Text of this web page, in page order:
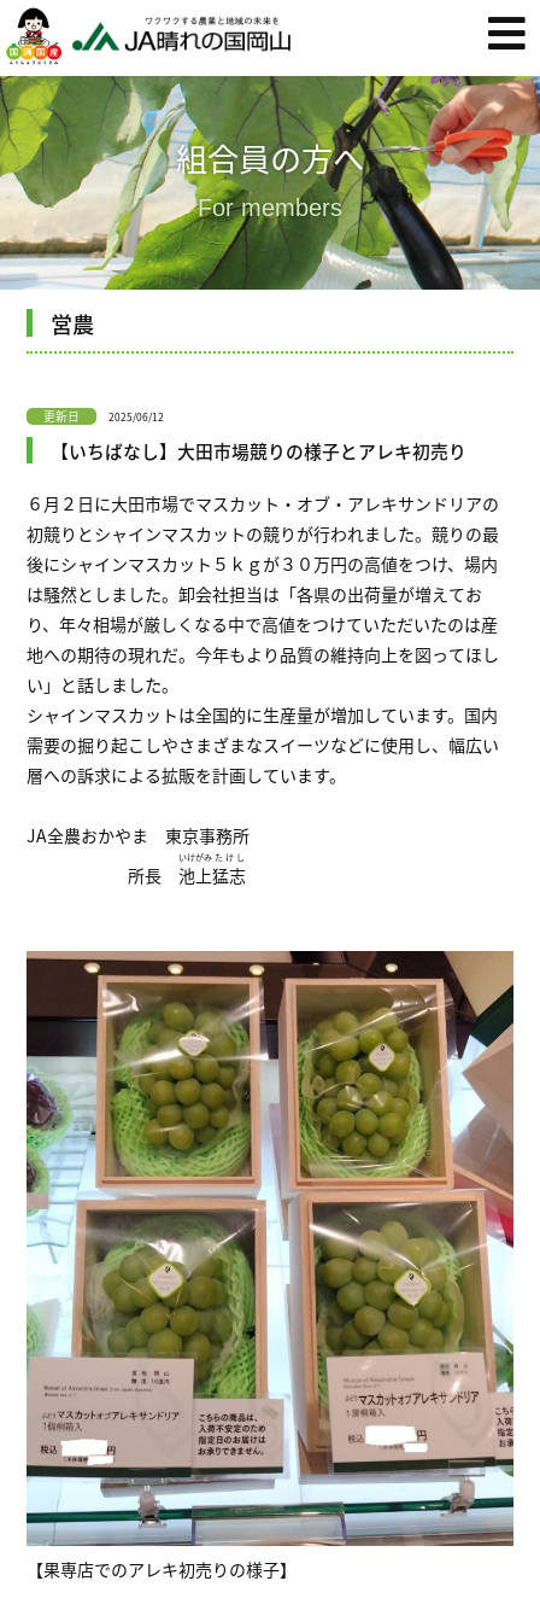
組合員の方へ
For members
営農
更新日 2025/06/12
【いちばなし】大田市場競りの様子とアレキ初売り
６月２日に大田市場でマスカット・オブ・アレキサンドリアの
初競りとシャインマスカットの競りが行われました。競りの最
後にシャインマスカット５ｋｇが３０万円の高値をつけ、場内
は騒然としました。卸会社担当は「各県の出荷量が増えてお
り、年々相場が厳しくなる中で高値をつけていただいたのは産
地への期待の現れだ。今年もより品質の維持向上を図ってほし
い」と話しました。
シャインマスカットは全国的に生産量が増加しています。国内
需要の掘り起こしやさまざまなスイーツなどに使用し、幅広い
層への訴求による拡販を計画しています。
JA全農おかやま 東京事務所
所長池上
いけがみ
猛志
たけし
【果専店でのアレキ初売りの様子】